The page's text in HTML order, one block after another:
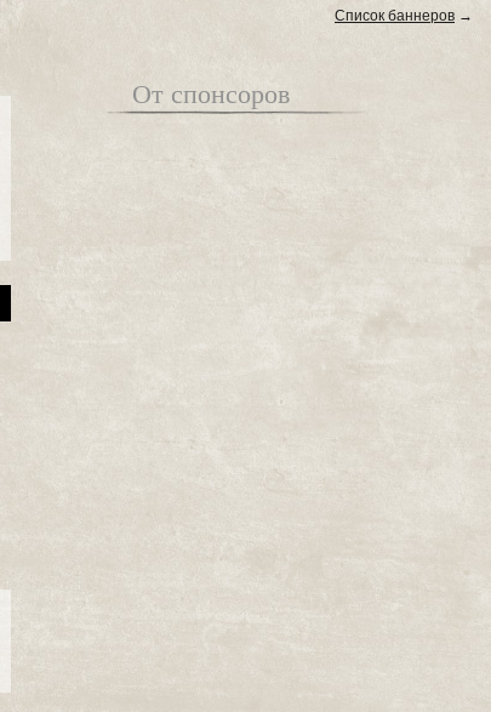
Список баннеров →
От спонсоров